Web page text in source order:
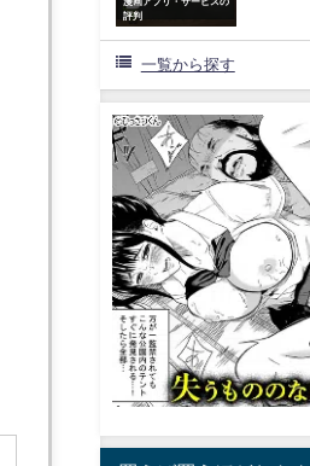
評判
一覧から探す